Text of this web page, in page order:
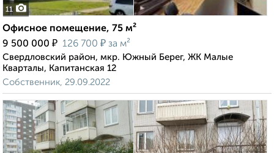
11
Офисное помещение, 75 м²
9 500 000 ₽ 126 700 ₽ за м²
Свердловский район, мкр. Южный Берег, ЖК Малые
Кварталы, Капитанская 12
Собственник, 29.09.2022